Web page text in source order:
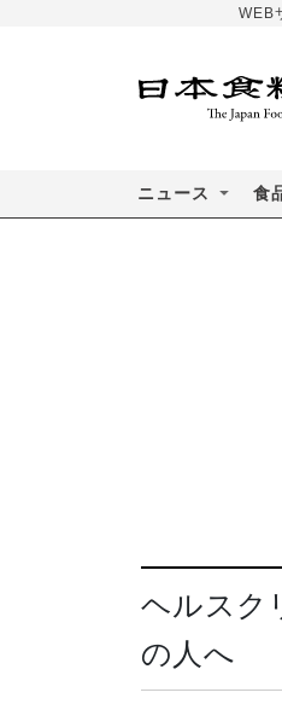
WEB
ニュース 食
ヘルスク
の人へ